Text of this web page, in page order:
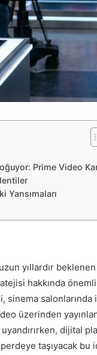
Prime Video
Yansımaları
yıllardır
hakkında
sinema
üzerinden
uyandırırken, dijital
taşıyacak bu